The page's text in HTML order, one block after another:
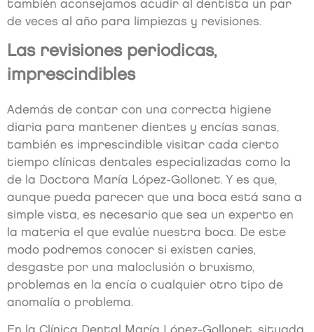
también aconsejamos acudir al dentista un par
de veces al año para limpiezas y revisiones.
Las revisiones periodicas,
imprescindibles
Además de contar con una correcta higiene
diaria para mantener dientes y encías sanas,
también es imprescindible visitar cada cierto
tiempo clínicas dentales especializadas como la
de la Doctora María López-Gollonet. Y es que,
aunque pueda parecer que una boca está sana a
simple vista, es necesario que sea un experto en
la materia el que evalúe nuestra boca. De este
modo podremos conocer si existen caries,
desgaste por una maloclusión o bruxismo,
problemas en la encía o cualquier otro tipo de
anomalía o problema.